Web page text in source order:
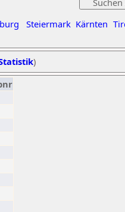
Steiermark Kärnten
)